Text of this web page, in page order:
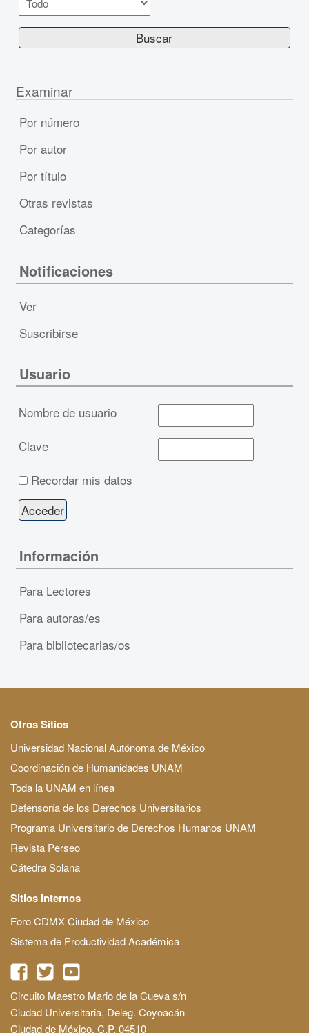
Examinar
Por número
Por autor
Por título
Otras revistas
Categorías
Notificaciones
Ver
Suscribirse
Usuario
Nombre de usuario
Clave
Recordar mis datos
Información
Para Lectores
Para autoras/es
Para bibliotecarias/os
Otros Sitios
Universidad Nacional Autónoma de México
Coordinación de Humanidades UNAM
Toda la UNAM en línea
Defensoría de los Derechos Universitarios
Programa Universitario de Derechos Humanos UNAM
Revista Perseo
Cátedra Solana
Sitios Internos
Foro CDMX Ciudad de México
Sistema de Productividad Académica
Circuito Maestro Mario de la Cueva s/n
Ciudad Universitaria, Deleg. Coyoacán
Ciudad de México, C.P. 04510